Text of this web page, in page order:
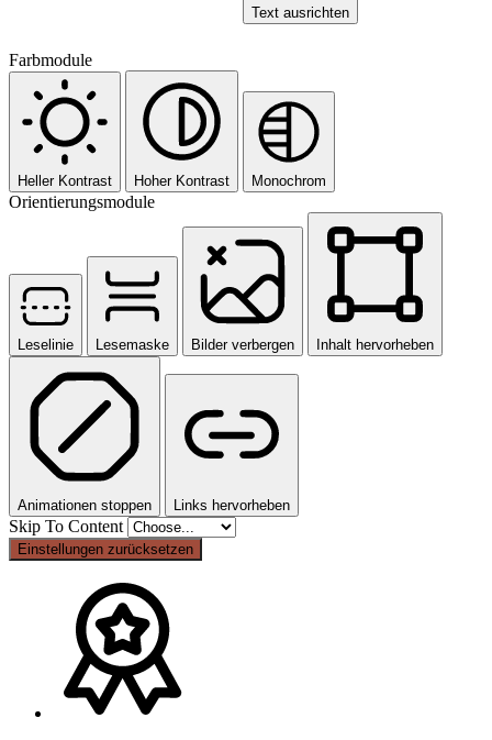
Text ausrichten
Farbmodule
Heller Kontrast Hoher Kontrast Monochrom
Orientierungsmodule
Leselinie Lesemaske Bilder verbergen Inhalt hervorheben
Animationen stoppen Links hervorheben
Skip To Content
Einstellungen zurücksetzen